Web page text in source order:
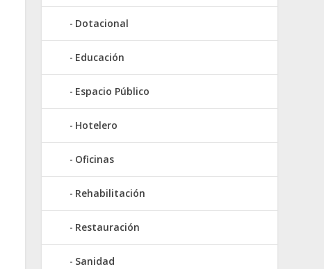
Dotacional
Educación
Espacio Público
Hotelero
Oficinas
Rehabilitación
Restauración
Sanidad